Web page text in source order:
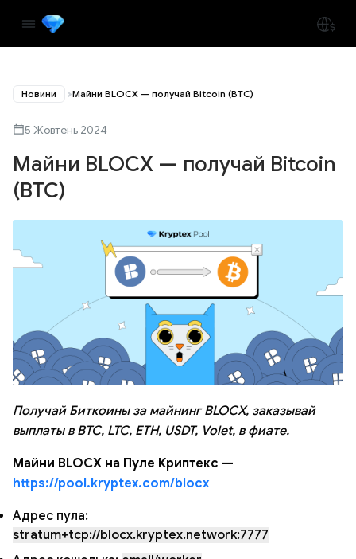
Новини Майни BLOCX — получай Bitcoin (BTC)
5 Жовтень 2024
Майни BLOCX — получай Bitcoin
(BTC)
Получай Биткоины за майнинг BLOCX, заказывай
выплаты в BTC, LTC, ETH, USDT, Volet, в фиате.
Майни BLOCX на Пуле Криптекс —
https://pool.kryptex.com/blocx
Адрес пула:
stratum+tcp://blocx.kryptex.network:7777